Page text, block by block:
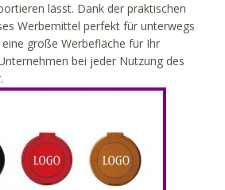
lässt. Dank der praktischen
Werbemittel perfekt für unterwegs
große Werbefläche für Ihr
bei jeder Nutzung des